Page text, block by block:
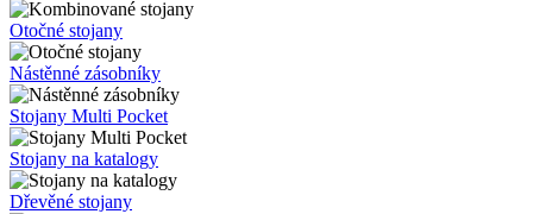
Otočné stojany
Nástěnné zásobníky
Stojany Multi Pocket
Stojany na katalogy
Dřevěné stojany